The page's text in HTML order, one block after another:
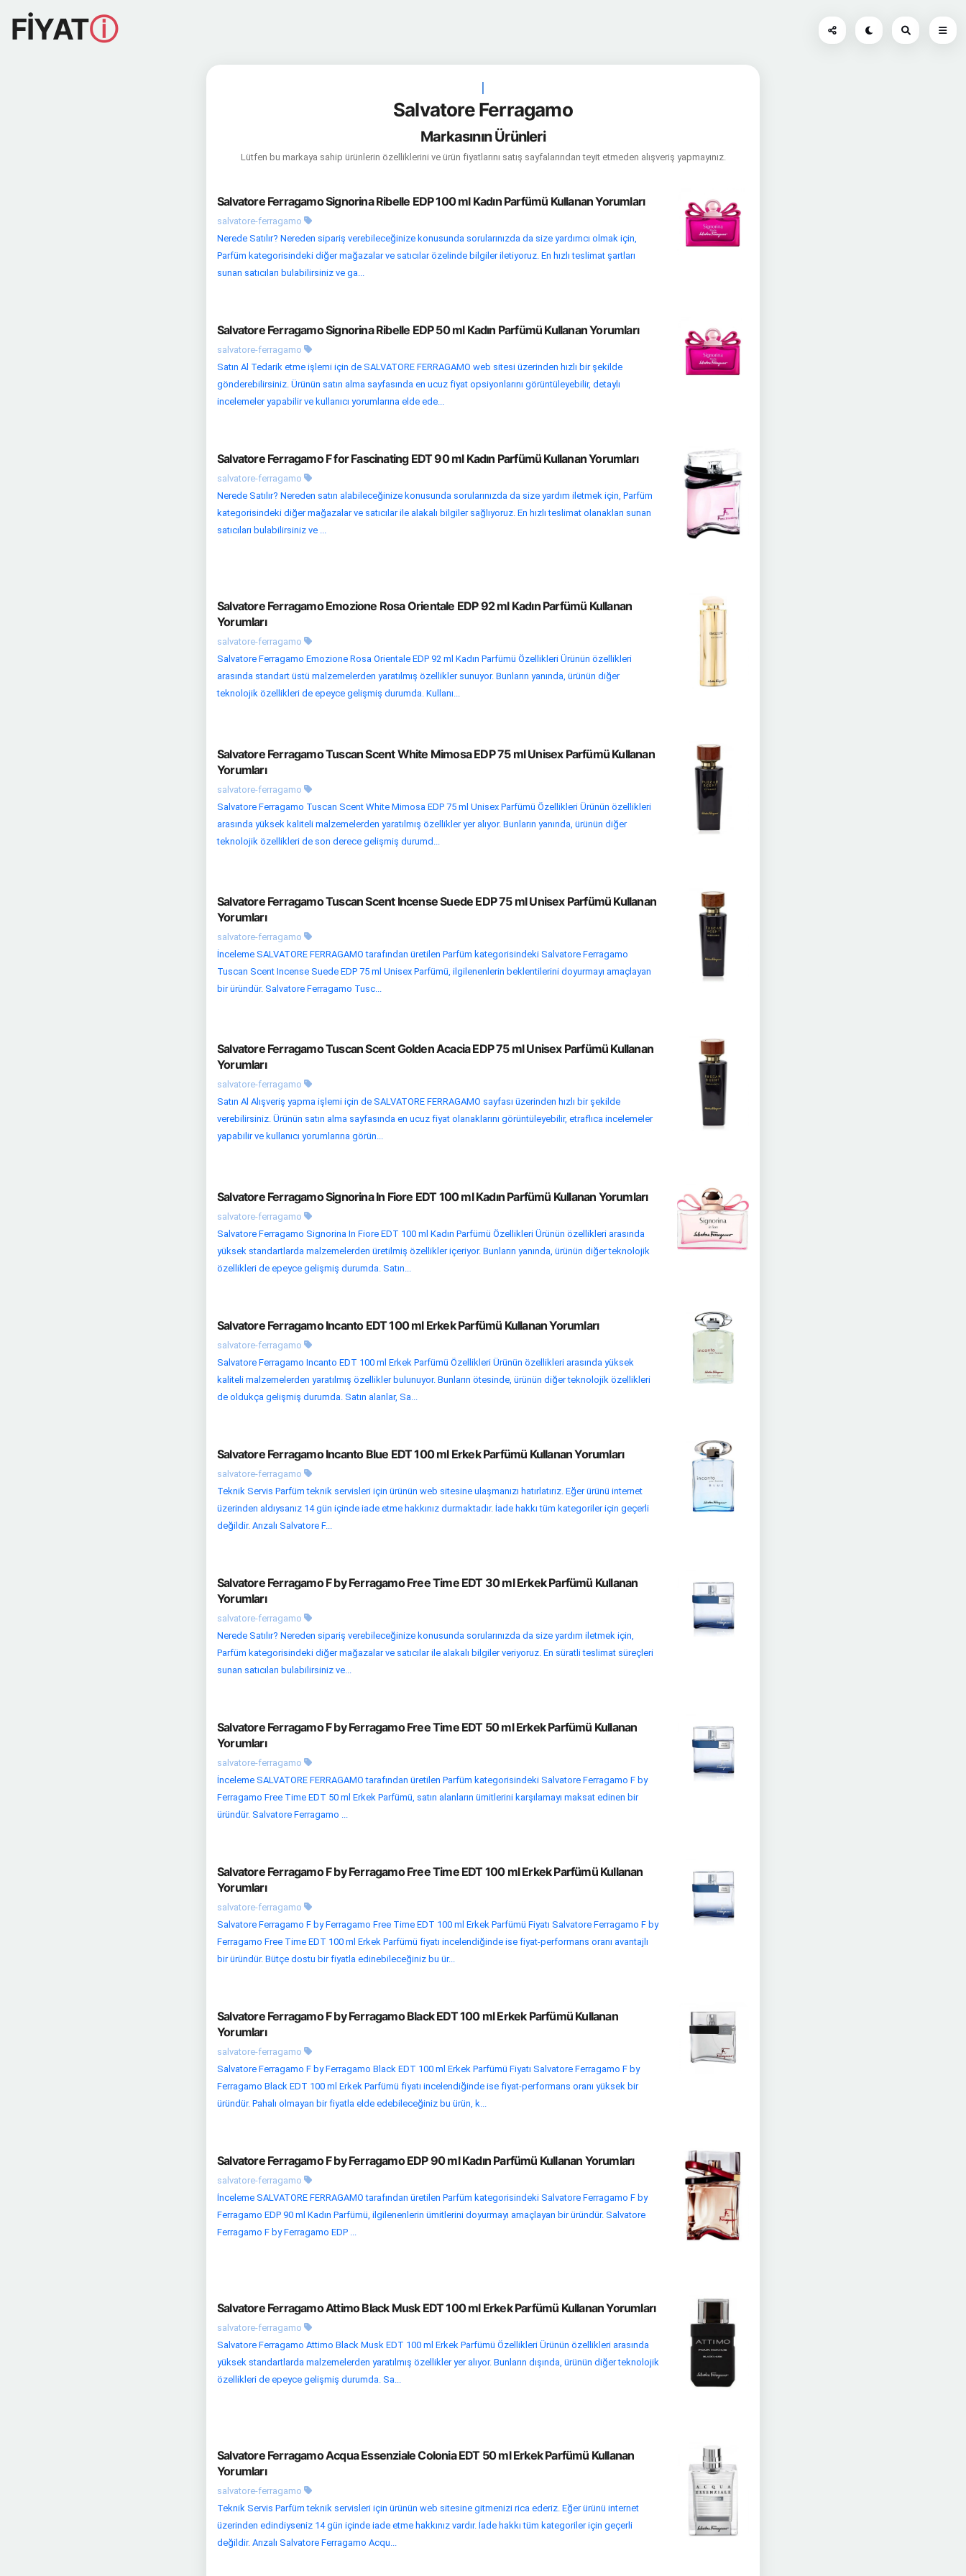
FİYATⓘ
|
Salvatore Ferragamo
Markasının Ürünleri
Lütfen bu markaya sahip ürünlerin özelliklerini ve ürün fiyatlarını satış sayfalarından teyit etmeden alışveriş yapmayınız.
Salvatore Ferragamo Signorina Ribelle EDP 100 ml Kadın Parfümü Kullanan Yorumları
salvatore-ferragamo
Nerede Satılır? Nereden sipariş verebileceğinize konusunda sorularınızda da size yardımcı olmak için,
Parfüm kategorisindeki diğer mağazalar ve satıcılar özelinde bilgiler iletiyoruz. En hızlı teslimat şartları
sunan satıcıları bulabilirsiniz ve ga...
Salvatore Ferragamo Signorina Ribelle EDP 50 ml Kadın Parfümü Kullanan Yorumları
salvatore-ferragamo
Satın Al Tedarik etme işlemi için de SALVATORE FERRAGAMO web sitesi üzerinden hızlı bir şekilde
gönderebilirsiniz. Ürünün satın alma sayfasında en ucuz fiyat opsiyonlarını görüntüleyebilir, detaylı
incelemeler yapabilir ve kullanıcı yorumlarına elde ede...
Salvatore Ferragamo F for Fascinating EDT 90 ml Kadın Parfümü Kullanan Yorumları
salvatore-ferragamo
Nerede Satılır? Nereden satın alabileceğinize konusunda sorularınızda da size yardım iletmek için, Parfüm
kategorisindeki diğer mağazalar ve satıcılar ile alakalı bilgiler sağlıyoruz. En hızlı teslimat olanakları sunan
satıcıları bulabilirsiniz ve ...
Salvatore Ferragamo Emozione Rosa Orientale EDP 92 ml Kadın Parfümü Kullanan
Yorumları
salvatore-ferragamo
Salvatore Ferragamo Emozione Rosa Orientale EDP 92 ml Kadın Parfümü Özellikleri Ürünün özellikleri
arasında standart üstü malzemelerden yaratılmış özellikler sunuyor. Bunların yanında, ürünün diğer
teknolojik özellikleri de epeyce gelişmiş durumda. Kullanı...
Salvatore Ferragamo Tuscan Scent White Mimosa EDP 75 ml Unisex Parfümü Kullanan
Yorumları
salvatore-ferragamo
Salvatore Ferragamo Tuscan Scent White Mimosa EDP 75 ml Unisex Parfümü Özellikleri Ürünün özellikleri
arasında yüksek kaliteli malzemelerden yaratılmış özellikler yer alıyor. Bunların yanında, ürünün diğer
teknolojik özellikleri de son derece gelişmiş durumd...
Salvatore Ferragamo Tuscan Scent Incense Suede EDP 75 ml Unisex Parfümü Kullanan
Yorumları
salvatore-ferragamo
İnceleme SALVATORE FERRAGAMO tarafından üretilen Parfüm kategorisindeki Salvatore Ferragamo
Tuscan Scent Incense Suede EDP 75 ml Unisex Parfümü, ilgilenenlerin beklentilerini doyurmayı amaçlayan
bir üründür. Salvatore Ferragamo Tusc...
Salvatore Ferragamo Tuscan Scent Golden Acacia EDP 75 ml Unisex Parfümü Kullanan
Yorumları
salvatore-ferragamo
Satın Al Alışveriş yapma işlemi için de SALVATORE FERRAGAMO sayfası üzerinden hızlı bir şekilde
verebilirsiniz. Ürünün satın alma sayfasında en ucuz fiyat olanaklarını görüntüleyebilir, etraflıca incelemeler
yapabilir ve kullanıcı yorumlarına görün...
Salvatore Ferragamo Signorina In Fiore EDT 100 ml Kadın Parfümü Kullanan Yorumları
salvatore-ferragamo
Salvatore Ferragamo Signorina In Fiore EDT 100 ml Kadın Parfümü Özellikleri Ürünün özellikleri arasında
yüksek standartlarda malzemelerden üretilmiş özellikler içeriyor. Bunların yanında, ürünün diğer teknolojik
özellikleri de epeyce gelişmiş durumda. Satın...
Salvatore Ferragamo Incanto EDT 100 ml Erkek Parfümü Kullanan Yorumları
salvatore-ferragamo
Salvatore Ferragamo Incanto EDT 100 ml Erkek Parfümü Özellikleri Ürünün özellikleri arasında yüksek
kaliteli malzemelerden yaratılmış özellikler bulunuyor. Bunların ötesinde, ürünün diğer teknolojik özellikleri
de oldukça gelişmiş durumda. Satın alanlar, Sa...
Salvatore Ferragamo Incanto Blue EDT 100 ml Erkek Parfümü Kullanan Yorumları
salvatore-ferragamo
Teknik Servis Parfüm teknik servisleri için ürünün web sitesine ulaşmanızı hatırlatırız. Eğer ürünü internet
üzerinden aldıysanız 14 gün içinde iade etme hakkınız durmaktadır. İade hakkı tüm kategoriler için geçerli
değildir. Arızalı Salvatore F...
Salvatore Ferragamo F by Ferragamo Free Time EDT 30 ml Erkek Parfümü Kullanan
Yorumları
salvatore-ferragamo
Nerede Satılır? Nereden sipariş verebileceğinize konusunda sorularınızda da size yardım iletmek için,
Parfüm kategorisindeki diğer mağazalar ve satıcılar ile alakalı bilgiler veriyoruz. En süratli teslimat süreçleri
sunan satıcıları bulabilirsiniz ve...
Salvatore Ferragamo F by Ferragamo Free Time EDT 50 ml Erkek Parfümü Kullanan
Yorumları
salvatore-ferragamo
İnceleme SALVATORE FERRAGAMO tarafından üretilen Parfüm kategorisindeki Salvatore Ferragamo F by
Ferragamo Free Time EDT 50 ml Erkek Parfümü, satın alanların ümitlerini karşılamayı maksat edinen bir
üründür. Salvatore Ferragamo ...
Salvatore Ferragamo F by Ferragamo Free Time EDT 100 ml Erkek Parfümü Kullanan
Yorumları
salvatore-ferragamo
Salvatore Ferragamo F by Ferragamo Free Time EDT 100 ml Erkek Parfümü Fiyatı Salvatore Ferragamo F by
Ferragamo Free Time EDT 100 ml Erkek Parfümü fiyatı incelendiğinde ise fiyat-performans oranı avantajlı
bir üründür. Bütçe dostu bir fiyatla edinebileceğiniz bu ür...
Salvatore Ferragamo F by Ferragamo Black EDT 100 ml Erkek Parfümü Kullanan
Yorumları
salvatore-ferragamo
Salvatore Ferragamo F by Ferragamo Black EDT 100 ml Erkek Parfümü Fiyatı Salvatore Ferragamo F by
Ferragamo Black EDT 100 ml Erkek Parfümü fiyatı incelendiğinde ise fiyat-performans oranı yüksek bir
üründür. Pahalı olmayan bir fiyatla elde edebileceğiniz bu ürün, k...
Salvatore Ferragamo F by Ferragamo EDP 90 ml Kadın Parfümü Kullanan Yorumları
salvatore-ferragamo
İnceleme SALVATORE FERRAGAMO tarafından üretilen Parfüm kategorisindeki Salvatore Ferragamo F by
Ferragamo EDP 90 ml Kadın Parfümü, ilgilenenlerin ümitlerini doyurmayı amaçlayan bir üründür. Salvatore
Ferragamo F by Ferragamo EDP ...
Salvatore Ferragamo Attimo Black Musk EDT 100 ml Erkek Parfümü Kullanan Yorumları
salvatore-ferragamo
Salvatore Ferragamo Attimo Black Musk EDT 100 ml Erkek Parfümü Özellikleri Ürünün özellikleri arasında
yüksek standartlarda malzemelerden yaratılmış özellikler yer alıyor. Bunların dışında, ürünün diğer teknolojik
özellikleri de epeyce gelişmiş durumda. Sa...
Salvatore Ferragamo Acqua Essenziale Colonia EDT 50 ml Erkek Parfümü Kullanan
Yorumları
salvatore-ferragamo
Teknik Servis Parfüm teknik servisleri için ürünün web sitesine gitmenizi rica ederiz. Eğer ürünü internet
üzerinden edindiyseniz 14 gün içinde iade etme hakkınız vardır. İade hakkı tüm kategoriler için geçerli
değildir. Arızalı Salvatore Ferragamo Acqu...